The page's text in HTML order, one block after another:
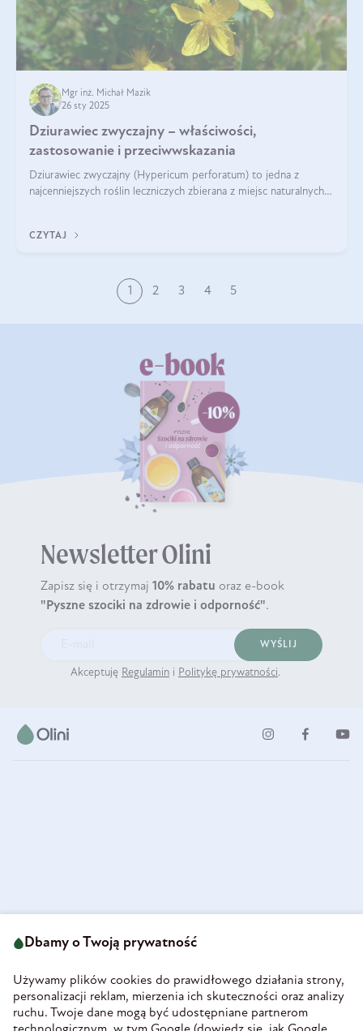
Mgr inż. Michał Mazik
26 sty 2025
Dziurawiec zwyczajny – właściwości,
zastosowanie i przeciwwskazania
Dziurawiec zwyczajny (Hypericum perforatum) to jedna z
najcenniejszych roślin leczniczych zbierana z miejsc naturalnych i
CZYTAJ
1 2 3 4 5
Newsletter Olini
Zapisz się i otrzymaj 10% rabatu oraz e-book
"Pyszne szociki na zdrowie i odporność".
WYŚLIJ
Akceptuję Regulamin i Politykę prywatności.
58-160 Świebodzice
REGON 890213034
INFORMACJE
Dbamy o Twoją prywatność
Używamy plików cookies do prawidłowego działania strony,
personalizacji reklam, mierzenia ich skuteczności oraz analizy
ruchu. Twoje dane mogą być udostępniane partnerom